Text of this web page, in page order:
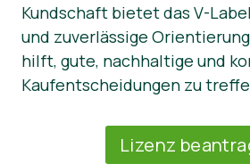
Kundschaft bietet das V-
und zuverlässige
hilft, gute, nachhaltige und
Kaufentscheidungen zu
Lizenz